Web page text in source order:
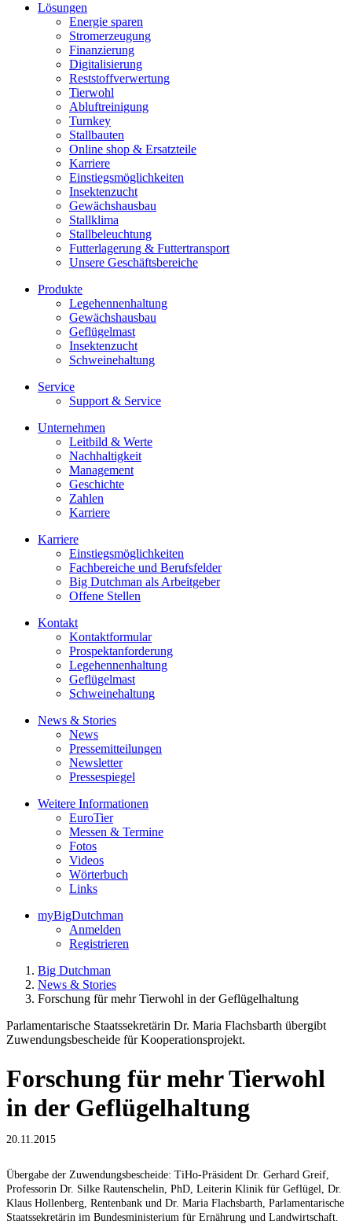
Lösungen
Energie sparen
Stromerzeugung
Finanzierung
Digitalisierung
Reststoffverwertung
Tierwohl
Abluftreinigung
Turnkey
Stallbauten
Online shop & Ersatzteile
Karriere
Einstiegsmöglichkeiten
Insektenzucht
Gewächshausbau
Stallklima
Stallbeleuchtung
Futterlagerung & Futtertransport
Unsere Geschäftsbereiche
Produkte
Legehennenhaltung
Gewächshausbau
Geflügelmast
Insektenzucht
Schweinehaltung
Service
Support & Service
Unternehmen
Leitbild & Werte
Nachhaltigkeit
Management
Geschichte
Zahlen
Karriere
Karriere
Einstiegsmöglichkeiten
Fachbereiche und Berufsfelder
Big Dutchman als Arbeitgeber
Offene Stellen
Kontakt
Kontaktformular
Prospektanforderung
Legehennenhaltung
Geflügelmast
Schweinehaltung
News & Stories
News
Pressemitteilungen
Newsletter
Pressespiegel
Weitere Informationen
EuroTier
Messen & Termine
Fotos
Videos
Wörterbuch
Links
myBigDutchman
Anmelden
Registrieren
Big Dutchman
News & Stories
Forschung für mehr Tierwohl in der Geflügelhaltung
Parlamentarische Staatssekretärin Dr. Maria Flachsbarth übergibt
Zuwendungsbescheide für Kooperationsprojekt.
Forschung für mehr Tierwohl
in der Geflügelhaltung
20.11.2015
Übergabe der Zuwendungsbescheide: TiHo-Präsident Dr. Gerhard Greif,
Professorin Dr. Silke Rautenschelin, PhD, Leiterin Klinik für Geflügel, Dr.
Klaus Hollenberg, Rentenbank und Dr. Maria Flachsbarth, Parlamentarische
Staatssekretärin im Bundesministerium für Ernährung und Landwirtschaft.